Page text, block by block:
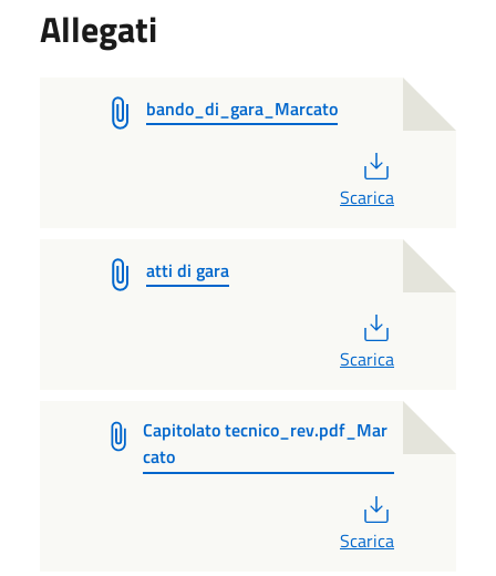
Allegati
bando_di_gara_Marcato
Scarica
atti di gara
Scarica
Capitolato tecnico_rev.pdf_Mar
cato
Scarica